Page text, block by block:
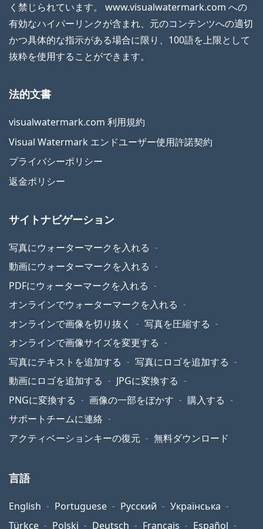
く禁じられています。 www.visualwatermark.com への
有効なハイパーリンクが含まれ、元のコンテンツへの適切
かつ具体的な指示がある場合に限り、100語を上限として
抜粋を使用することができます。
法的文書
visualwatermark.com 利用規約
Visual Watermark エンドユーザー使用許諾契約
プライバシーポリシー
返金ポリシー
サイトナビゲーション
写真にウォーターマークを入れる
動画にウォーターマークを入れる
PDFにウォーターマークを入れる
オンラインでウォーターマークを入れる
オンラインで画像を切り抜く
写真を圧縮する
オンラインで画像サイズを変更する
写真にテキストを追加する
写真にロゴを追加する
動画にロゴを追加する
JPGに変換する
PNGに変換する
画像の一部をぼかす
購入する
サポートチームに連絡
アクティベーションキーの復元
無料ダウンロード
言語
English Portuguese Русский
Українська
Türkçe
Polski Deutsch Français Español